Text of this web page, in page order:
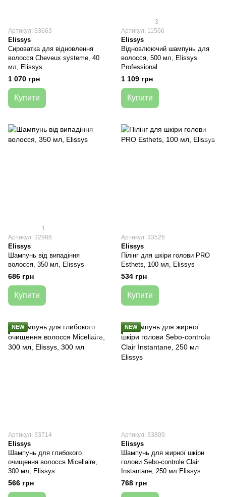
Артикул: 33663
Elissys
Сироватка для відновлення
волосся Cheveux systeme, 40
мл, Elissys
1 070 грн
Купити
3
Артикул: 11566
Elissys
Відновлюючий шампунь для
волосся, 500 мл, Elissys
Professional
1 109 грн
Купити
1
Артикул: 32986
Elissys
Шампунь від випадіння
волосся, 350 мл, Elissys
686 грн
Купити
Артикул: 33526
Elissys
Пілінг для шкіри голови PRO
Esthets, 100 мл, Elissys
534 грн
Купити
NEW
Артикул: 33714
Elissys
Шампунь для глибокого
очищення волосся Micellaire,
300 мл, Elissys
566 грн
NEW
Артикул: 33809
Elissys
Шампунь для жирної шкіри
голови Sebo-controle Clair
Instantane, 250 мл Elissys
768 грн